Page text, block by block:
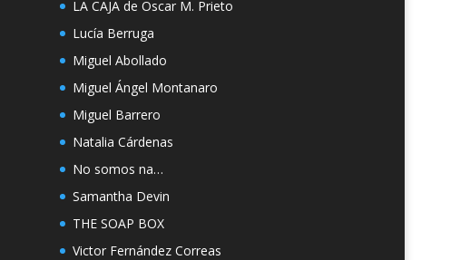
LA CAJA de Oscar M. Prieto
Lucía Berruga
Miguel Abollado
Miguel Ángel Montanaro
Miguel Barrero
Natalia Cárdenas
No somos na…
Samantha Devin
THE SOAP BOX
Victor Fernández Correas